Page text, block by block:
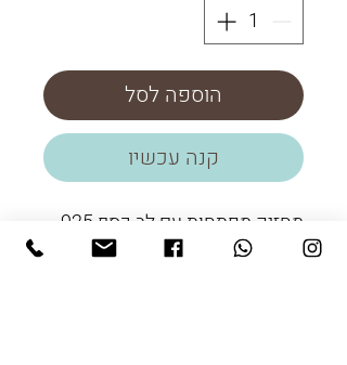
הוספה לסל
קנה עכשיו
מחזיק מפתחות עם לב כסף 925
וחרוזי אבן חן.